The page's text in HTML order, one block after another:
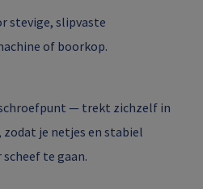
stevige, slipvaste
of boorkop.
— trekt zichzelf in
je netjes en stabiel
te gaan.